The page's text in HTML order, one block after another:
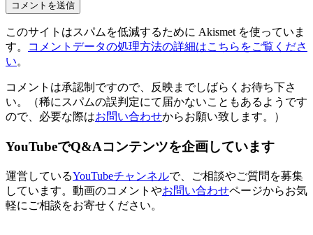
このサイトはスパムを低減するために Akismet を使っていま
す。
コメントデータの処理方法の詳細はこちらをご覧くださ
い。
コメントは承認制ですので、反映までしばらくお待ち下さ
い。（稀にスパムの誤判定にて届かないこともあるようです
ので、必要な際はお問い合わせからお願い致します。）
YouTubeでQ&Aコンテンツを企画しています
運営しているYouTubeチャンネルで、ご相談やご質問を募集
しています。動画のコメントやお問い合わせページからお気
軽にご相談をお寄せください。